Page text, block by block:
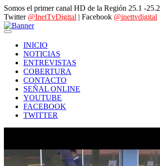
Somos el primer canal HD de la Región 25.1 -25.2
Twitter @InetTvDigital | Facebook @inettvdigital
INICIO
NOTICIAS
ENTREVISTAS
COBERTURA
CONTACTO
SEÑAL ONLINE
YOUTUBE
FACEBOOK
TWITTER